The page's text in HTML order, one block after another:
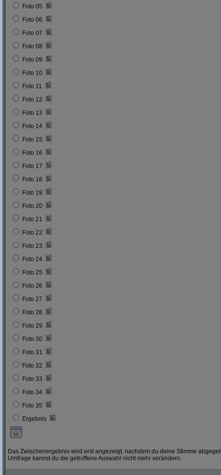
Foto 05
Foto 06
Foto 07
Foto 08
Foto 09
Foto 10
Foto 11
Foto 12
Foto 13
Foto 14
Foto 15
Foto 16
Foto 17
Foto 18
Foto 19
Foto 20
Foto 21
Foto 22
Foto 23
Foto 24
Foto 25
Foto 26
Foto 27
Foto 28
Foto 29
Foto 30
Foto 31
Foto 32
Foto 33
Foto 34
Foto 35
Ergebnis
Das Zwischenergebnis wird erst angezeigt, nachdem du deine Stimme
Umfrage kannst du die getroffene Auswahl nicht mehr verändern.